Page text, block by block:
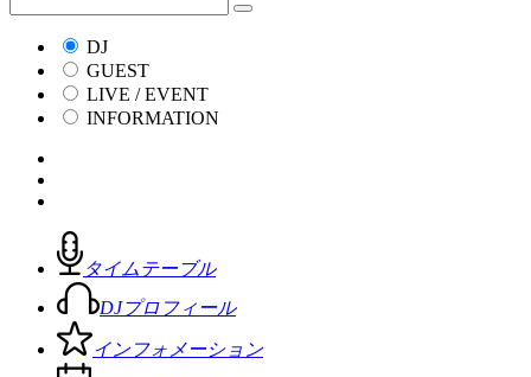
DJ
GUEST
LIVE / EVENT
INFORMATION
タイムテーブル
DJプロフィール
インフォメーション